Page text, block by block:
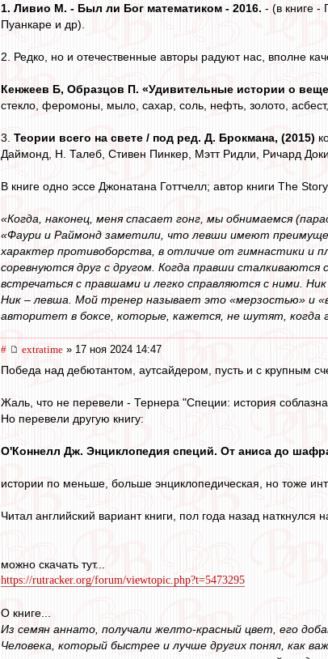
1. Ливио М. - Был ли Бог математиком - 2016. - (в книге -
Пуанкаре и др).
2. Редко, но и отечественные авторы радуют нас, вполне
Кенжеев Б, Образцов П. «Удивительные истории о
стекло, феромоны, мыло, сахар, соль, нефть, золото,
3. Теории всего на свете / под ред. Д. Брокмана, (2015)
Даймонд, Н. Талеб, Стивен Пинкер, Мэтт Ридли, Ричард
В книге одно эссе Джонатана Готтчелл; автор книги The
«Когда, наконец, меня спасает гонг, мы обнимаемся
«Фаури и Раймонд заметили, что левши имеют
характер противоборства, в отличие от гимнастики и
соревнуются друг с другом. Когда правши
встречаться с правшами и легко справляются с ними.
Ник – левша. Мой тренер называет это «мерзостью» и
авторитет в боксе, которые, кажется, не шутят, когда
# extratime » 17 ноя 2024 14:47
Победа над дебютантом, аутсайдером, пусть и с крупным
Жаль, что не перевели - Тернера "Специи: история
Но перевели другую книгу:
О'Коннелл Дж. Энциклопедия специй. От аниса до
истории по меньше, больше энциклопедическая, но тоже
Читал английский вариант книги, пол года назад наткнулся
можно скачать тут...
https://rutracker.org/forum/viewtopic.php?t=5473295
О книге...
Из семян аннато, получали желто-красный цвет, его
Человека, который быстрее и лучше других понял, как